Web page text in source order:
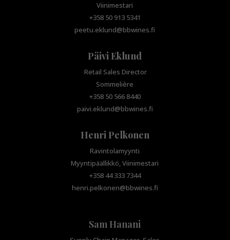
Viinimestari
+358 50 913 5341
peetu.eklund@bbwines.fi
Päivi Eklund
Retail Sales Director
Sommelière
+358 50 566 8440
paivi.eklund@bbwines.fi
Henri Pelkonen
Ravintolamyynti
Myyntipäällikkö, Viinimestari
+358 44 333 7344
henri.pelkonen@bbwines.fi
Sam Hanani